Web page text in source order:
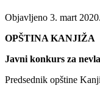
Objavljeno 3. mart 2020.
OPŠTINA KANJIŽA
Javni konkurs za
Predsednik opštine